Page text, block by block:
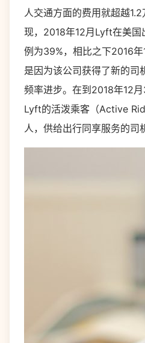
人交通方面的费用就超越
现，2018年12月Lyft在美国
例为39%，相比之下2016
是因为该公司获得了新的司
频率进步。在到2018年12月
Lyft的活泼乘客（Active
人，供给出行同享服务的司